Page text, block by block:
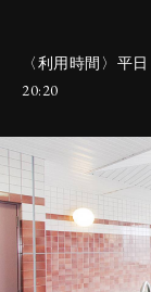
〈利用時間〉 平日
20:20